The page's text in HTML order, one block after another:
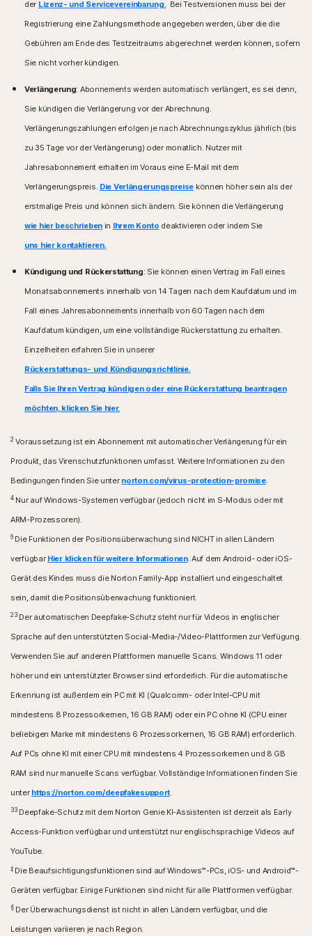
Windows 11/10 im S-Modus),
Microsoft Windows 7 (32-Bit und 64-Bit) ab Service
Pack 1 (SP 1).
Mac mit der aktuellen oder eine der beiden
unmittelbaren Vorgängerversionen von Apple® macOS.
Android™-Betriebssysteme
Android ab Version 10.0. Die Google Play-App muss
installiert sein.
iOS-Betriebssysteme
iPhones bzw. iPads, auf denen die aktuelle oder eine
ausgeführt werden.
von Apple® tvOS.
Fire OS-Betriebssysteme
Browser-Erweiterung
Google Chrome
Microsoft Edge für Windows
Windows™-Betriebssysteme
Kompatibel mit Microsoft Windows 11
Microsoft Windows 10 (alle Versionen)
Schutzfunktionen sind nicht in Browser-Apps auf dem
Windows 8-Startbildschirm verfügbar.
(SP 1) mit SHA2-Unterstützung
Nicht unterstützte Funktionen: Norton Cloud-Backup,
Norton-Kindersicherung, Norton SafeCam.
Android™-Betriebssysteme
Android ab Version 10.0. Die Google Play-App muss
installiert sein. Mehrbenutzermodus wird nicht
ColorOS ab Version 7.1. Die Google Play-App muss
installiert sein.
iOS-Betriebssysteme
iPhones oder iPads, auf denen die aktuelle oder eine
der beiden unmittelbaren Vorgängerversionen von
der Lizenz- und Servicevereinbarung.Bei Testversionen muss bei der
Registrierung eine Zahlungsmethode angegeben werden, über die die
Gebühren am Ende des Testzeitraums abgerechnet werden können, sofern
Sie nicht vorher kündigen.
Verlängerung: Abonnements werden automatisch verlängert, es sei denn,
Sie kündigen die Verlängerung vor der Abrechnung.
Verlängerungszahlungen erfolgen je nach Abrechnungszyklus jährlich (bis
zu 35 Tage vor der Verlängerung) oder monatlich. Nutzer mit
Jahresabonnement erhalten im Voraus eine E-Mail mit dem
Verlängerungspreis. Die Verlängerungspreise können höher sein als der
erstmalige Preis und können sich ändern. Sie können die Verlängerung
wie hier beschrieben in Ihrem Konto deaktivieren oder indem Sie
uns hier kontaktieren.
Kündigung und Rückerstattung: Sie können einen Vertrag im Fall eines
Monatsabonnements innerhalb von 14 Tagen nach dem Kaufdatum und im
Fall eines Jahresabonnements innerhalb von 60 Tagen nach dem
Kaufdatum kündigen, um eine vollständige Rückerstattung zu erhalten.
Einzelheiten erfahren Sie in unserer
Rückerstattungs- und Kündigungsrichtlinie.
Falls Sie Ihren Vertrag kündigen oder eine Rückerstattung beantragen
möchten, klicken Sie hier.
2 Voraussetzung ist ein Abonnement mit automatischer Verlängerung für ein
Produkt, das Virenschutzfunktionen umfasst. Weitere Informationen zu den
Bedingungen finden Sie unter norton.com/virus-protection-promise.
4Nur auf Windows-Systemen verfügbar (jedoch nicht im S-Modus oder mit
ARM-Prozessoren).
6Die Funktionen der Positionsüberwachung sind NICHT in allen Ländern
verfügbar Hier klicken für weitere Informationen. Auf dem Android- oder iOS-
Gerät des Kindes muss die Norton Family-App installiert und eingeschaltet
sein, damit die Positionsüberwachung funktioniert.
23Der automatischen Deepfake-Schutz steht nur für Videos in englischer
Sprache auf den unterstützten Social-Media-/Video-Plattformen zur Verfügung.
Verwenden Sie auf anderen Plattformen manuelle Scans. Windows 11 oder
höher und ein unterstützter Browser sind erforderlich. Für die automatische
Erkennung ist außerdem ein PC mit KI (Qualcomm- oder Intel-CPU mit
mindestens 8 Prozessorkernen, 16 GB RAM) oder ein PC ohne KI (CPU einer
beliebigen Marke mit mindestens 6 Prozessorkernen, 16 GB RAM) erforderlich.
Auf PCs ohne KI mit einer CPU mit mindestens 4 Prozessorkernen und 8 GB
RAM sind nur manuelle Scans verfügbar. Vollständige Informationen finden Sie
unter https://norton.com/deepfakesupport.
33Deepfake-Schutz mit dem Norton Genie KI-Assistenten ist derzeit als Early
Access-Funktion verfügbar und unterstützt nur englischsprachige Videos auf
YouTube.
‡Die Beaufsichtigungsfunktionen sind auf Windows™-PCs, iOS- und Android™-
Geräten verfügbar. Einige Funktionen sind nicht für alle Plattformen verfügbar.
§Der Überwachungsdienst ist nicht in allen Ländern verfügbar, und die
Leistungen variieren je nach Region.